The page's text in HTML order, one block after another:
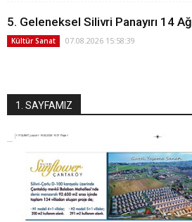
5. Geleneksel Silivri Panayırı 14
Kültür Sanat 07.08.2026 15:58:39
1. SAYFAMIZ